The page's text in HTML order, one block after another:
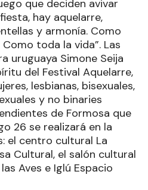
que deciden avivar
hay aquelarre,
y armonía. Como
toda la vida”. Las
uruguaya Simone Seija
del Festival Aquelarre,
lesbianas, bisexuales,
y no binaries
de Formosa que
26 se realizará en la
el centro cultural La
Cultural, el salón cultural
Aves e Iglú Espacio